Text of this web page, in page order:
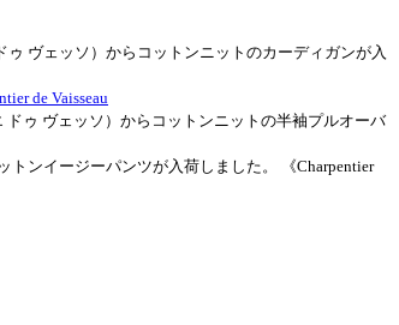
ゥ ヴェッソ）からコットンニットのカーディガンが入
de Vaisseau
ドゥ ヴェッソ）からコットンニットの半袖プルオーバ
トンイージーパンツが入荷しました。 《Charpentier